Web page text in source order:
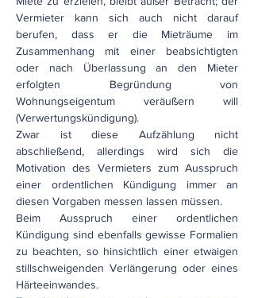
Vermieter kann sich auch nicht darauf
berufen, dass er die Mieträume im
Zusammenhang mit einer beabsichtigten
oder nach Überlassung an den Mieter
erfolgten Begründung von
Wohnungseigentum veräußern will
(Verwertungskündigung).
Zwar ist diese Aufzählung nicht
abschließend, allerdings wird sich die
Motivation des Vermieters zum Ausspruch
einer ordentlichen Kündigung immer an
diesen Vorgaben messen lassen müssen.
Beim Ausspruch einer ordentlichen
Kündigung sind ebenfalls gewisse Formalien
zu beachten, so hinsichtlich einer etwaigen
stillschweigenden Verlängerung oder eines
Härteeinwandes.